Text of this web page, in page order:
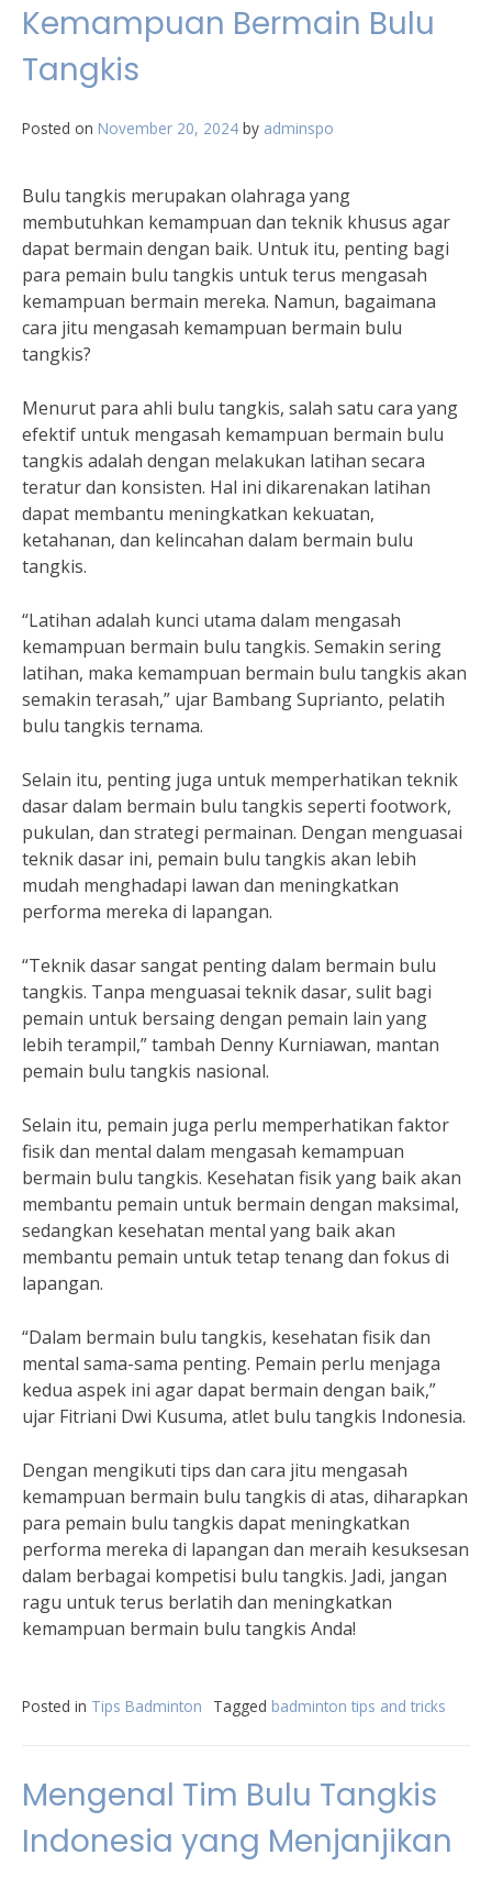
Kemampuan Bermain Bulu
Tangkis
Posted on November 20, 2024 by adminspo
Bulu tangkis merupakan olahraga yang
membutuhkan kemampuan dan teknik khusus agar
dapat bermain dengan baik. Untuk itu, penting bagi
para pemain bulu tangkis untuk terus mengasah
kemampuan bermain mereka. Namun, bagaimana
cara jitu mengasah kemampuan bermain bulu
tangkis?
Menurut para ahli bulu tangkis, salah satu cara yang
efektif untuk mengasah kemampuan bermain bulu
tangkis adalah dengan melakukan latihan secara
teratur dan konsisten. Hal ini dikarenakan latihan
dapat membantu meningkatkan kekuatan,
ketahanan, dan kelincahan dalam bermain bulu
tangkis.
“Latihan adalah kunci utama dalam mengasah
kemampuan bermain bulu tangkis. Semakin sering
latihan, maka kemampuan bermain bulu tangkis akan
semakin terasah,” ujar Bambang Suprianto, pelatih
bulu tangkis ternama.
Selain itu, penting juga untuk memperhatikan teknik
dasar dalam bermain bulu tangkis seperti footwork,
pukulan, dan strategi permainan. Dengan menguasai
teknik dasar ini, pemain bulu tangkis akan lebih
mudah menghadapi lawan dan meningkatkan
performa mereka di lapangan.
“Teknik dasar sangat penting dalam bermain bulu
tangkis. Tanpa menguasai teknik dasar, sulit bagi
pemain untuk bersaing dengan pemain lain yang
lebih terampil,” tambah Denny Kurniawan, mantan
pemain bulu tangkis nasional.
Selain itu, pemain juga perlu memperhatikan faktor
fisik dan mental dalam mengasah kemampuan
bermain bulu tangkis. Kesehatan fisik yang baik akan
membantu pemain untuk bermain dengan maksimal,
sedangkan kesehatan mental yang baik akan
membantu pemain untuk tetap tenang dan fokus di
lapangan.
“Dalam bermain bulu tangkis, kesehatan fisik dan
mental sama-sama penting. Pemain perlu menjaga
kedua aspek ini agar dapat bermain dengan baik,”
ujar Fitriani Dwi Kusuma, atlet bulu tangkis Indonesia.
Dengan mengikuti tips dan cara jitu mengasah
kemampuan bermain bulu tangkis di atas, diharapkan
para pemain bulu tangkis dapat meningkatkan
performa mereka di lapangan dan meraih kesuksesan
dalam berbagai kompetisi bulu tangkis. Jadi, jangan
ragu untuk terus berlatih dan meningkatkan
kemampuan bermain bulu tangkis Anda!
Posted in Tips Badminton Tagged badminton tips and tricks
Mengenal Tim Bulu Tangkis
Indonesia yang Menjanjikan